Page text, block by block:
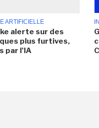
ARTIFICIELLE
alerte sur des
plus furtives,
par l'IA